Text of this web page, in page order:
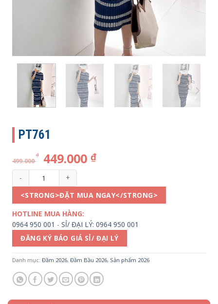
PT761
499.000
₫ 449.000 ₫
PT761 số lượng
<STRONG>ĐẶT MUA NGAY</STRONG>
HOTLINE MUA HÀNG:
0964 950 001 - SỈ/ ĐẠI LÝ: 0964 950 001
ĐĂNG KÝ BÁO GIÁ SỈ/ ĐẠI LÝ
Danh mục: Đầm 2026, Đầm Bầu 2026, Sản phẩm 2026